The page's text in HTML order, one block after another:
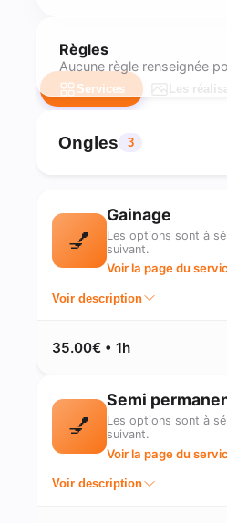
Règles
Aucune règle renseignée
Services Les
Ongles 3
💅
Gainage
Les options sont à
suivant.
Voir la page du
Voir description
35.00€ • 1h
💅
Semi
Les options sont à
suivant.
Voir la page du
Voir description